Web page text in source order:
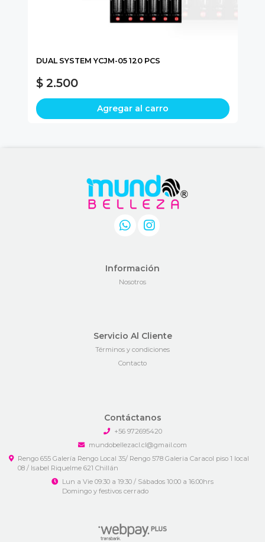
DUAL SYSTEM YCJM-05 120 PCS
$ 2.500
Agregar al carro
Información
Nosotros
Servicio Al Cliente
Términos y condiciones
Contacto
Contáctanos
+56 972695420
mundobellezacl.cl@gmail.com
Rengo 655 Galería Rengo Local 35/ Rengo 578 Galeria Caracol piso 1 local
08 / Isabel Riquelme 621 Chillán
Lun a Vie 09:30 a 19:30 / Sábados 10:00 a 16:00hrs
Domingo y festivos cerrado